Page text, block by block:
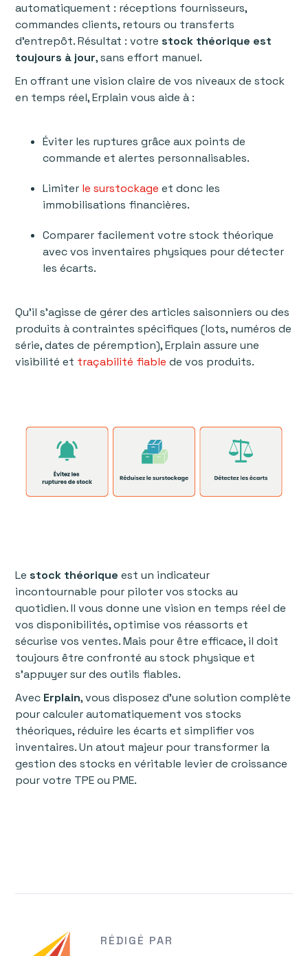
automatiquement : réceptions fournisseurs,
commandes clients, retours ou transferts
d’entrepôt. Résultat : votrestock théorique est
toujours à jour, sans effort manuel.
En offrant une vision claire de vos niveaux de stock
en temps réel, Erplain vous aide à :
Éviter les ruptures grâce aux points de
commande et alertes personnalisables.
Limiter le surstockage et donc les
immobilisations financières.
Comparer facilement votre stock théorique
avec vos inventaires physiques pour détecter
les écarts.
Qu’il s’agisse de gérer des articles saisonniers ou des
produits à contraintes spécifiques (lots, numéros de
série, dates de péremption), Erplain assure une
visibilité et traçabilité fiable de vos produits.
Lestock théorique est un indicateur
incontournable pour piloter vos stocks au
quotidien. Il vous donne une vision en temps réel de
vos disponibilités, optimise vos réassorts et
sécurise vos ventes. Mais pour être efficace, il doit
toujours être confronté au stock physique et
s’appuyer sur des outils fiables.
Avec Erplain, vous disposez d’une solution complète
pour calculer automatiquement vos stocks
théoriques, réduire les écarts et simplifier vos
inventaires. Un atout majeur pour transformer la
gestion des stocks en véritable levier de croissance
pour votre TPE ou PME.
RÉDIGÉ PAR